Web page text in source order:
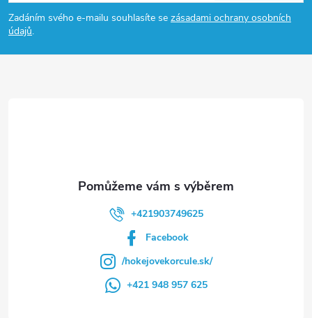
p
a
Zadáním svého e-mailu souhlasíte se zásadami ochrany osobních
údajů.
+421903749625
Facebook
/hokejovekorcule.sk/
+421 948 957 625